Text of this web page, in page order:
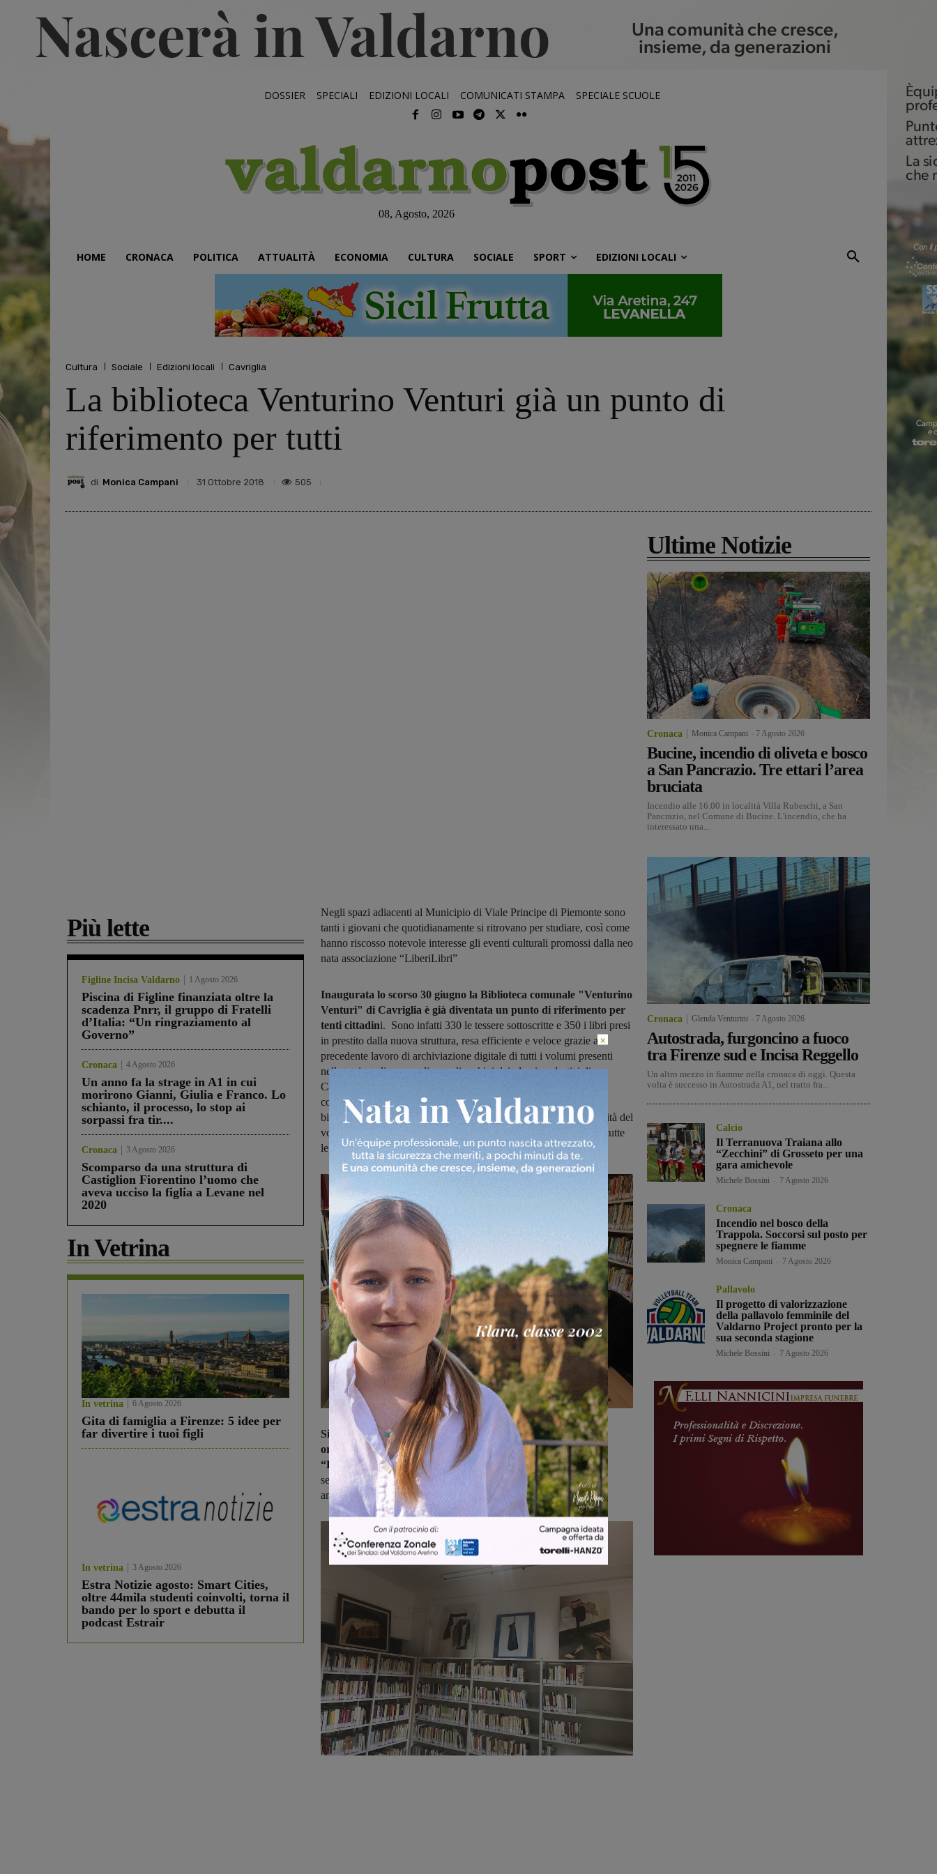
DOSSIER SPECIALI EDIZIONI LOCALI COMUNICATI STAMPA SPECIALE SCUOLE
08, Agosto, 2026
HOME CRONACA POLITICA ATTUALITÀ ECONOMIA CULTURA SOCIALE SPORT EDIZIONI LOCALI
Cultura Sociale Edizioni locali Cavriglia
La biblioteca Venturino Venturi già un punto di
riferimento per tutti
di Monica Campani 31 Ottobre 2018 505
Più lette
Figline Incisa Valdarno 1 Agosto 2026
Piscina di Figline finanziata oltre la
scadenza Pnrr, il gruppo di Fratelli
d’Italia: “Un ringraziamento al
Governo”
Cronaca 4 Agosto 2026
Un anno fa la strage in A1 in cui
morirono Gianni, Giulia e Franco. Lo
schianto, il processo, lo stop ai
sorpassi fra tir....
Cronaca 3 Agosto 2026
Scomparso da una struttura di
Castiglion Fiorentino l’uomo che
aveva ucciso la figlia a Levane nel
2020
In Vetrina
In vetrina 6 Agosto 2026
Gita di famiglia a Firenze: 5 idee per
far divertire i tuoi figli
In vetrina 3 Agosto 2026
Estra Notizie agosto: Smart Cities,
oltre 44mila studenti coinvolti, torna il
bando per lo sport e debutta il
podcast Estrair
Negli spazi adiacenti al Municipio di Viale Principe di Piemonte sono
tanti i giovani che quotidianamente si ritrovano per studiare, così come
hanno riscosso notevole interesse gli eventi culturali promossi dalla neo
nata associazione “LiberiLibri”
Inaugurata lo scorso 30 giugno la Biblioteca comunale "Venturino
Venturi" di Cavriglia è già diventata un punto di riferimento per
tenti cittadini. Sono infatti 330 le tessere sottoscritte e 350 i libri presi
in prestito dalla nuova struttura, resa efficiente e veloce grazie al
precedente lavoro di archiviazione digitale di tutti i volumi presenti
nelle varie sedi comunali e negli archivi dei plessi scolastici di
Cavriglia e Castelnuovo dei Sabbioni. La digitalizzazione appena
conclusa consente agli utenti inoltre, presso il front office della
biblioteca, di verificare in maniera rapida ed efficace la disponibilità del
volume desiderato non solo nell'archivio cavrigliese ma anche in tutte
le biblioteche della Rete Documentaria Aretina.
Si sono rivelati un successo anche gli appuntamenti culturali
organizzati a partire da questa estate dall'Associazione
“LiberiLibri”. Il programma tra l'altro proseguirà in questo fine
settimana con gli eventi con cui Cavriglia celebrerà il centesimo
anniversario della fine della Grande Guerra.
Ultime Notizie
Cronaca Monica Campani 7 Agosto 2026
Bucine, incendio di oliveta e bosco
a San Pancrazio. Tre ettari l’area
bruciata
Incendio alle 16.00 in località Villa Rubeschi, a San
Pancrazio, nel Comune di Bucine. L'incendio, che ha
interessato una...
Cronaca Glenda Venturini 7 Agosto 2026
Autostrada, furgoncino a fuoco
tra Firenze sud e Incisa Reggello
Un altro mezzo in fiamme nella cronaca di oggi. Questa
volta è successo in Autostrada A1, nel tratto fra...
Calcio
Il Terranuova Traiana allo
“Zecchini” di Grosseto per una
gara amichevole
Michele Bossini 7 Agosto 2026
Cronaca
Incendio nel bosco della
Trappola. Soccorsi sul posto per
spegnere le fiamme
Monica Campani 7 Agosto 2026
Pallavolo
Il progetto di valorizzazione
della pallavolo femminile del
Valdarno Project pronto per la
sua seconda stagione
Michele Bossini 7 Agosto 2026
×